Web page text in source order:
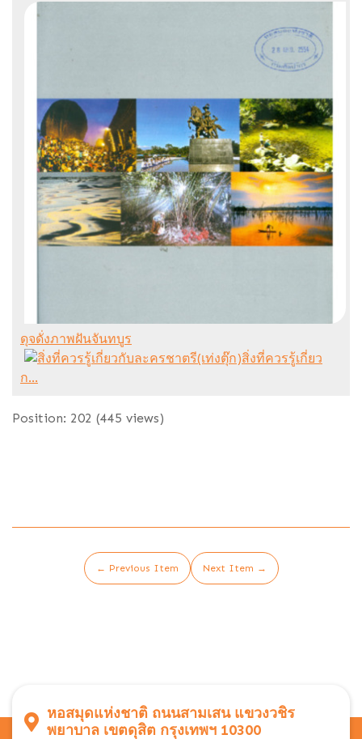
ดุจดั่งภาพฝันจันทบูร
สิ่งที่ควรรู้เกี่ยว
ก...
Position: 202 (445 views)
← Previous Item Next Item →
หอสมุดแห่งชาติ ถนนสามเสน แขวงวชิร
พยาบาล เขตดุสิต กรุงเทพฯ 10300